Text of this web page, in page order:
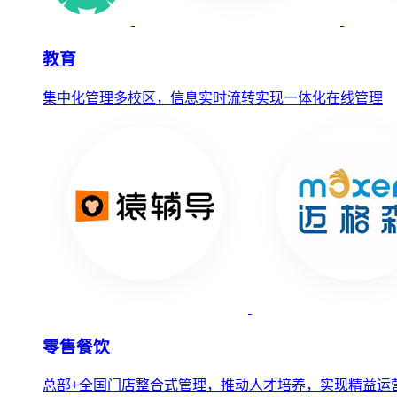
教育
集中化管理多校区，信息实时流转实现一体化在线管理
零售餐饮
总部+全国门店整合式管理，推动人才培养，实现精益运